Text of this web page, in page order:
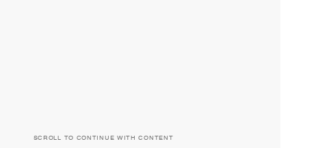
SCROLL TO CONTINUE WITH CONTENT